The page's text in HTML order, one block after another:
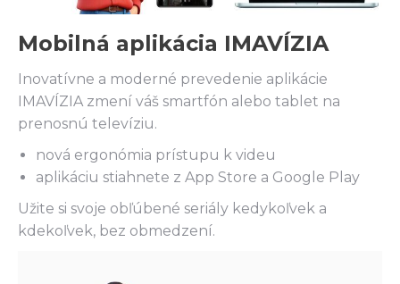
Mobilná aplikácia IMAVÍZIA
Inovatívne a moderné prevedenie aplikácie
IMAVÍZIA zmení váš smartfón alebo tablet na
prenosnú televíziu.
nová ergonómia prístupu k videu
aplikáciu stiahnete z App Store a Google Play
Užite si svoje obľúbené seriály kedykoľvek a
kdekoľvek, bez obmedzení.